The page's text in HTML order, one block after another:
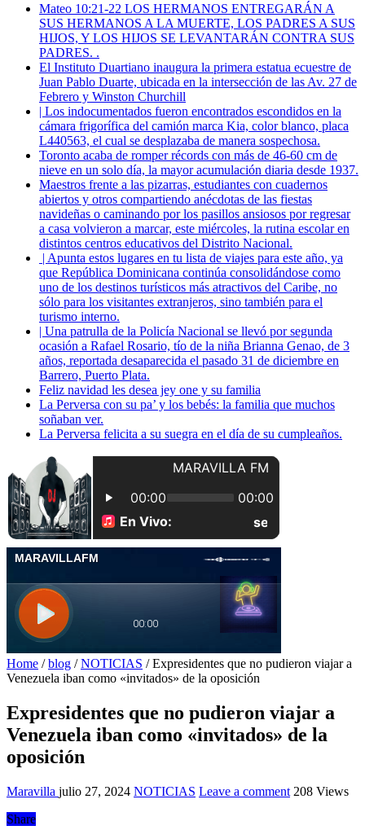
Mateo 10:21-22 LOS HERMANOS ENTREGARÁN A
SUS HERMANOS A LA MUERTE, LOS PADRES A SUS
HIJOS, Y LOS HIJOS SE LEVANTARÁN CONTRA SUS
PADRES. .
El Instituto Duartiano inaugura la primera estatua ecuestre de
Juan Pablo Duarte, ubicada en la intersección de las Av. 27 de
Febrero y Winston Churchill
| Los indocumentados fueron encontrados escondidos en la
cámara frigorífica del camión marca Kia, color blanco, placa
L440563, el cual se desplazaba de manera sospechosa.
Toronto acaba de romper récords con más de 46-60 cm de
nieve en un solo día, la mayor acumulación diaria desde 1937.
Maestros frente a las pizarras, estudiantes con cuadernos
abiertos y otros compartiendo anécdotas de las fiestas
navideñas o caminando por los pasillos ansiosos por regresar
a casa volvieron a marcar, este miércoles, la rutina escolar en
distintos centros educativos del Distrito Nacional.
| Apunta estos lugares en tu lista de viajes para este año, ya
que República Dominicana continúa consolidándose como
uno de los destinos turísticos más atractivos del Caribe, no
sólo para los visitantes extranjeros, sino también para el
turismo interno.
| Una patrulla de la Policía Nacional se llevó por segunda
ocasión a Rafael Rosario, tío de la niña Brianna Genao, de 3
años, reportada desaparecida el pasado 31 de diciembre en
Barrero, Puerto Plata.
Feliz navidad les desea jey one y su familia
La Perversa con su pa’ y los bebés: la familia que muchos
soñaban ver.
La Perversa felicita a su suegra en el día de su cumpleaños.
Home / blog / NOTICIAS / Expresidentes que no pudieron viajar a
Venezuela iban como «invitados» de la oposición
Expresidentes que no pudieron viajar a
Venezuela iban como «invitados» de la
oposición
Maravilla julio 27, 2024 NOTICIAS Leave a comment 208 Views
Share